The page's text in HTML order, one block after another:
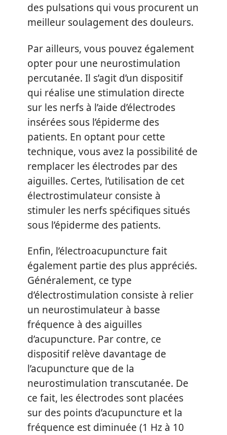
des pulsations qui vous procurent un
meilleur soulagement des douleurs.
Par ailleurs, vous pouvez également
opter pour une neurostimulation
percutanée. Il s’agit d’un dispositif
qui réalise une stimulation directe
sur les nerfs à l’aide d’électrodes
insérées sous l’épiderme des
patients. En optant pour cette
technique, vous avez la possibilité de
remplacer les électrodes par des
aiguilles. Certes, l’utilisation de cet
électrostimulateur consiste à
stimuler les nerfs spécifiques situés
sous l’épiderme des patients.
Enfin, l’électroacupuncture fait
également partie des plus appréciés.
Généralement, ce type
d’électrostimulation consiste à relier
un neurostimulateur à basse
fréquence à des aiguilles
d’acupuncture. Par contre, ce
dispositif relève davantage de
l’acupuncture que de la
neurostimulation transcutanée. De
ce fait, les électrodes sont placées
sur des points d’acupuncture et la
fréquence est diminuée (1 Hz à 10